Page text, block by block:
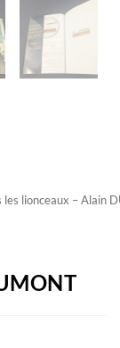
les lionceaux – Alain